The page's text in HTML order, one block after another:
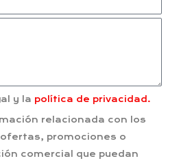
y la política de privacidad.
relacionada con los
promociones o
comercial que puedan